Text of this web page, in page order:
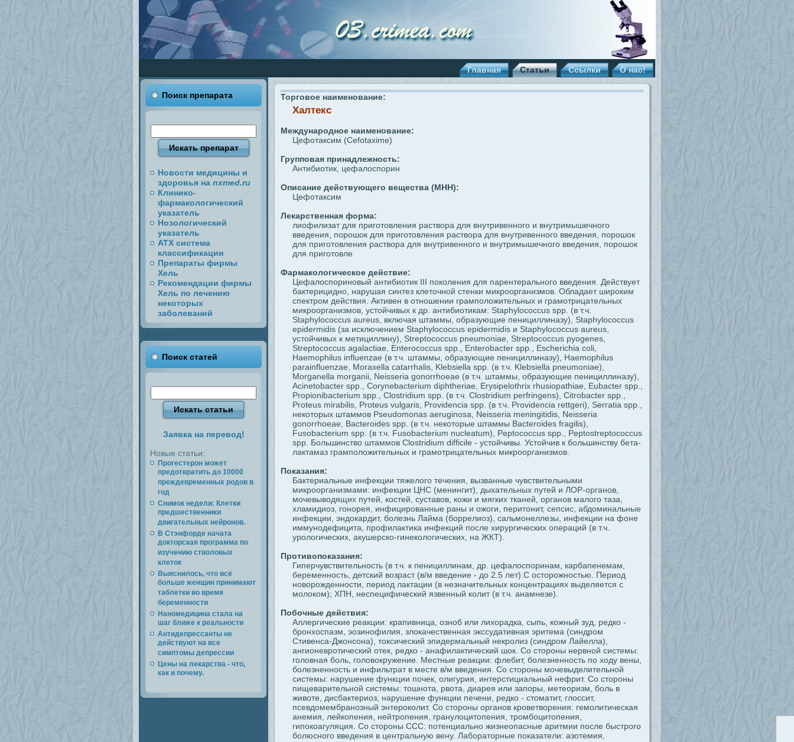
Главная Статьи Ссылки О нас!
Поиск препарата
Новости медицины и
здоровья наnxmed.ru
Клинико-
фармакологический
указатель
Нозологический
указатель
АТХ система
классификации
Препараты фирмы
Хель
Рекомендации фирмы
Хель по лечению
некоторых
заболеваний
--> --> -->
Поиск статей
Заявка на перевод!
Новые статьи:
Прогестерон может
предотвратить до 10000
преждевременных родов в
год
Снимок недели: Клетки
предшественники
двигательных нейронов.
В Стэнфорде начата
докторская программа по
изучению стволовых
клеток
Выяснилось, что всё
больше женщин принимают
таблетки во время
беременности
Наномедицина стала на
шаг ближе к реальности
Антидепрессанты не
действуют на все
симптомы депрессии
Цены на лекарства - что,
как и почему.
Торговое наименование:
Халтекс
Международное наименование:
Цефотаксим (Cefotaxime)
Групповая принадлежность:
Антибиотик, цефалоспорин
Описание действующего вещества (МНН):
Цефотаксим
Лекарственная форма:
лиофилизат для приготовления раствора для внутривенного и внутримышечного
введения, порошок для приготовления раствора для внутривенного введения, порошок
для приготовления раствора для внутривенного и внутримышечного введения, порошок
для приготовле
Фармакологическое действие:
Цефалоспориновый антибиотик III поколения для парентерального введения. Действует
бактерицидно, нарушая синтез клеточной стенки микроорганизмов. Обладает широким
спектром действия. Активен в отношении грамположительных и грамотрицательных
микроорганизмов, устойчивых к др. антибиотикам: Staphylococcus spp. (в т.ч.
Staphylococcus aureus, включая штаммы, образующие пенициллиназу), Staphylococcus
epidermidis (за исключением Staphylococcus epidermidis и Staphylococcus aureus,
устойчивых к метициллину), Streptococcus pneumoniae, Streptococcus pyogenes,
Streptococcus agalactiae, Enterococcus spp., Enterobacter spp., Escherichia coli,
Haemophilus influenzae (в т.ч. штаммы, образующие пенициллиназу), Haemophilus
parainfluenzae, Moraxella catarrhalis, Klebsiella spp. (в т.ч. Klebsiella pneumoniae),
Morganella morganii, Neisseria gonorrhoeae (в т.ч. штаммы, образующие пенициллиназу),
Acinetobacter spp., Corynebacterium diphtheriae, Erysipelothrix rhusiopathiae, Eubacter spp.,
Propionibacterium spp., Clostridium spp. (в т.ч. Clostridium perfringens), Citrobacter spp.,
Proteus mirabilis, Proteus vulgaris, Providencia spp. (в т.ч. Providencia rettgeri), Serratia spp.,
некоторых штаммов Pseudomonas aeruginosa, Neisseria meningitidis, Neisseria
gonorrhoeae, Bacteroides spp. (в т.ч. некоторые штаммы Bacteroides fragilis),
Fusobacterium spp. (в т.ч. Fusobacterium nucleatum), Peptococcus spp., Peptostreptococcus
spp. Большинство штаммов Clostridium difficile - устойчивы. Устойчив к большинству бета-
лактамаз грамположительных и грамотрицательных микроорганизмов.
Показания:
Бактериальные инфекции тяжелого течения, вызванные чувствительными
микроорганизмами: инфекции ЦНС (менингит), дыхательных путей и ЛОР-органов,
мочевыводящих путей, костей, суставов, кожи и мягких тканей, органов малого таза,
хламидиоз, гонорея, инфицированные раны и ожоги, перитонит, сепсис, абдоминальные
инфекции, эндокардит, болезнь Лайма (боррелиоз), сальмонеллезы, инфекции на фоне
иммунодефицита, профилактика инфекций после хирургических операций (в т.ч.
урологических, акушерско-гинекологических, на ЖКТ).
Противопоказания:
Гиперчувствительность (в т.ч. к пенициллинам, др. цефалоспоринам, карбапенемам,
беременность, детский возраст (в/м введение - до 2.5 лет).C осторожностью. Период
новорожденности, период лактации (в незначительных концентрациях выделяется с
молоком); ХПН, неспецифический язвенный колит (в т.ч. анамнезе).
Побочные действия:
Аллергические реакции: крапивница, озноб или лихорадка, сыпь, кожный зуд, редко -
бронхоспазм, эозинофилия, злокачественная экссудативная эритема (синдром
Стивенса-Джонсона), токсический эпидермальный некролиз (синдром Лайелла),
ангионевротический отек, редко - анафилактический шок. Со стороны нервной системы:
головная боль, головокружение. Местные реакции: флебит, болезненность по ходу вены,
болезненность и инфильтрат в месте в/м введения. Со стороны мочевыделительной
системы: нарушение функции почек, олигурия, интерстициальный нефрит. Со стороны
пищеварительной системы: тошнота, рвота, диарея или запоры, метеоризм, боль в
животе, дисбактериоз, нарушение функции печени, редко - стоматит, глоссит,
псевдомембранозный энтероколит. Со стороны органов кроветворения: гемолитическая
анемия, лейкопения, нейтропения, гранулоцитопения, тромбоцитопения,
гипокоагуляция. Со стороны ССС: потенциально жизнеопасные аритмии после быстрого
болюсного введения в центральную вену. Лабораторные показатели: азотемия,